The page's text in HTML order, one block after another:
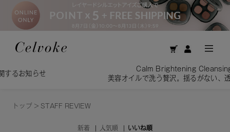
せ
Calm Brightening Cleansing Oil／
美容オイルで洗う贅沢。揺るがない、透明感を素
トップ > STAFF REVIEW
新着 人気順 いいね順